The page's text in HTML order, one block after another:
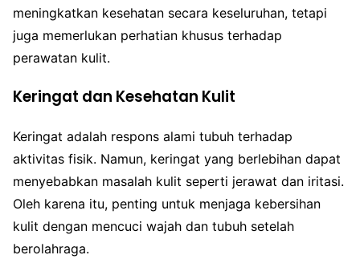
meningkatkan kesehatan secara keseluruhan, tetapi
juga memerlukan perhatian khusus terhadap
perawatan kulit.
Keringat dan Kesehatan Kulit
Keringat adalah respons alami tubuh terhadap
aktivitas fisik. Namun, keringat yang berlebihan dapat
menyebabkan masalah kulit seperti jerawat dan iritasi.
Oleh karena itu, penting untuk menjaga kebersihan
kulit dengan mencuci wajah dan tubuh setelah
berolahraga.